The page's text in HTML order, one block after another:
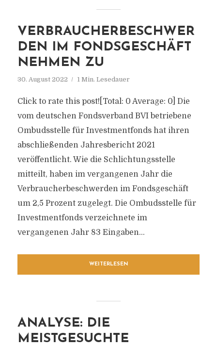
VERBRAUCHERBESCHWER
DEN IM FONDSGESCHÄFT
NEHMEN ZU
30. August 2022 1 Min. Lesedauer
Click to rate this post![Total: 0 Average: 0] Die
vom deutschen Fondsverband BVI betriebene
Ombudsstelle für Investmentfonds hat ihren
abschließenden Jahresbericht 2021
veröffentlicht. Wie die Schlichtungsstelle
mitteilt, haben im vergangenen Jahr die
Verbraucherbeschwerden im Fondsgeschäft
um 2,5 Prozent zugelegt. Die Ombudsstelle für
Investmentfonds verzeichnete im
vergangenen Jahr 83 Eingaben...
WEITERLESEN
ANALYSE: DIE
MEISTGESUCHTE